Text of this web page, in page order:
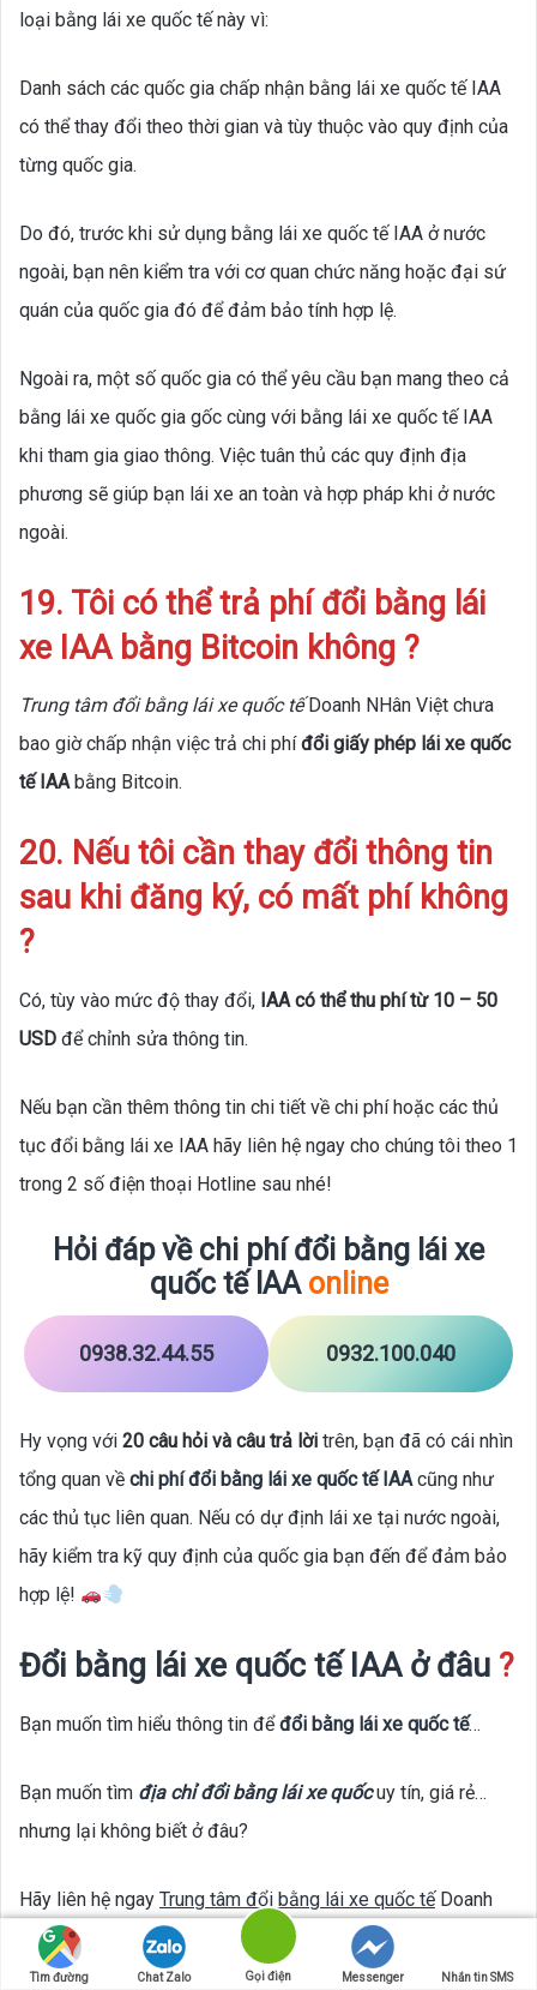
loại bằng lái xe quốc tế này vì:
Danh sách các quốc gia chấp nhận bằng lái xe quốc tế IAA
có thể thay đổi theo thời gian và tùy thuộc vào quy định của
từng quốc gia.
Do đó, trước khi sử dụng bằng lái xe quốc tế IAA ở nước
ngoài, bạn nên kiểm tra với cơ quan chức năng hoặc đại sứ
quán của quốc gia đó để đảm bảo tính hợp lệ.
Ngoài ra, một số quốc gia có thể yêu cầu bạn mang theo cả
bằng lái xe quốc gia gốc cùng với bằng lái xe quốc tế IAA
khi tham gia giao thông. Việc tuân thủ các quy định địa
phương sẽ giúp bạn lái xe an toàn và hợp pháp khi ở nước
ngoài.
19. Tôi có thể trả phí đổi bằng lái
xe IAA bằng Bitcoin không ?
Trung tâm đổi bằng lái xe quốc tếDoanh NHân Việt chưa
bao giờ chấp nhận việc trả chi phíđổi giấy phép lái xe quốc
tế IAAbằng Bitcoin.
20. Nếu tôi cần thay đổi thông tin
sau khi đăng ký, có mất phí không
?
Có, tùy vào mức độ thay đổi, IAA có thể thu phí từ 10 – 50
USD để chỉnh sửa thông tin.
Nếu bạn cần thêm thông tin chi tiết về chi phí hoặc các thủ
tục đổi bằng lái xe IAA hãy liên hệ ngay cho chúng tôi theo 1
trong 2 số điện thoại Hotline sau nhé!
Hỏi đáp về chi phí đổi bằng lái xe
quốc tế IAAonline
0938.32.44.55 0932.100.040
Hy vọng với 20 câu hỏi và câu trả lời trên, bạn đã có cái nhìn
tổng quan về chi phí đổi bằng lái xe quốc tế IAAcũng như
các thủ tục liên quan. Nếu có dự định lái xe tại nước ngoài,
hãy kiểm tra kỹ quy định của quốc gia bạn đến để đảm bảo
hợp lệ!
Đổi bằng lái xe quốc tế IAA ở đâu ?
Bạn muốn tìm hiểu thông tin đểđổi bằng lái xe quốc tế…
Bạn muốn tìm địa chỉ đổi bằng lái xe quốcuy tín, giá rẻ…
nhưng lại không biết ở đâu?
Hãy liên hệ ngay Trung tâm đổi bằng lái xe quốc tếDoanh
Nhân Việt để được hỗ trợ
dịch vụ đổi bằng lái xe quốc tế
nhất với mức chi phí hợp lý nhất nhé!
Tìm đường Chat Zalo Gọi điện Messenger Nhắn tin SMS